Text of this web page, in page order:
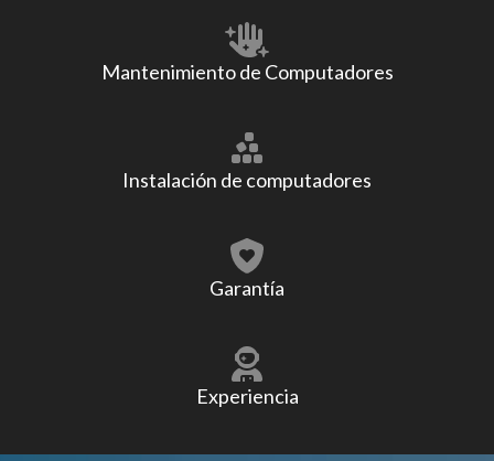
Mantenimiento de Computadores
Instalación de computadores
Garantía
Experiencia